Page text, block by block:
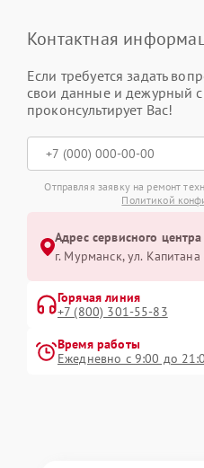
Контактная
Если требуется задать
свои данные и дежурный
проконсультирует Вас!
Отправляя заявку на ремонт
Политикой
Адрес сервисного
г. Мурманск, ул.
Горячая линия
+7 (800) 301-55-83
Время работы
Ежедневно с 9:00 до